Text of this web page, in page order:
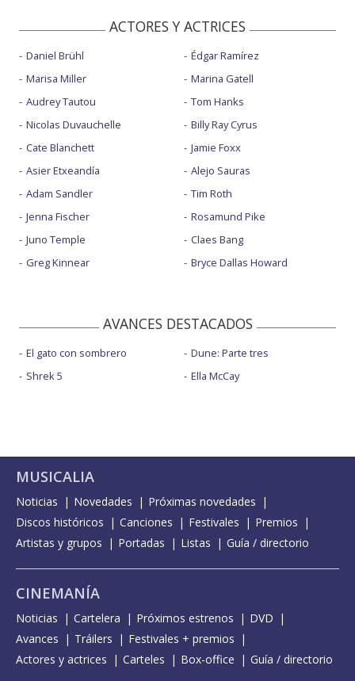
ACTORES Y ACTRICES
Daniel Brühl
Marisa Miller
Audrey Tautou
Nicolas Duvauchelle
Cate Blanchett
Asier Etxeandía
Adam Sandler
Jenna Fischer
Juno Temple
Greg Kinnear
Édgar Ramírez
Marina Gatell
Tom Hanks
Billy Ray Cyrus
Jamie Foxx
Alejo Sauras
Tim Roth
Rosamund Pike
Claes Bang
Bryce Dallas Howard
AVANCES DESTACADOS
El gato con sombrero
Shrek 5
Dune: Parte tres
Ella McCay
MUSICALIA
Noticias Novedades
Próximas novedades
Discos históricos
Canciones Festivales
Premios
Artistas y grupos
Portadas Listas Guía / directorio
CINEMANÍA
Noticias Cartelera Próximos estrenos
DVD
Avances
Tráilers
Festivales + premios
Actores y actrices
Carteles Box-office Guía / directorio